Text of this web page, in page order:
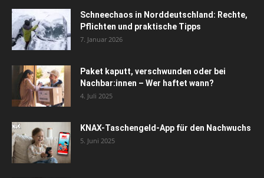
Schneechaos in Norddeutschland: Rechte,
Pflichten und praktische Tipps
7. Januar 2026
Paket kaputt, verschwunden oder bei
Nachbar:innen – Wer haftet wann?
4. Juli 2025
KNAX-Taschengeld-App für den Nachwuchs
5. Juni 2025